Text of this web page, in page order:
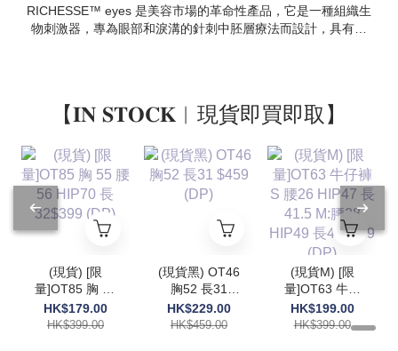
RICHESSE™ eyes 是美容市場的革命性產品，它是一種組織生
物刺激器，專為眼部和淚溝的針刺中胚層療法而設計，具有填
【𝐈𝐍 𝐒𝐓𝐎𝐂𝐊︱現貨即買即取】
(現貨) [限
量]OT85 胸 55
腰56 HIP70 長
32$399 (DP)
HK$179.00
HK$399.00
(現貨黑) OT46
胸52 長31
$459 (DP)
HK$229.00
HK$459.00
(現貨M) [限
量]OT63 牛仔
褲 S 腰26
HIP47 長41.5
HK$199.00
HK$399.00